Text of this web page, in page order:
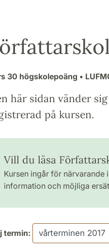
30 högskolepoäng •
här sidan vänder
på kursen.
Vill du läsa
Kursen ingår för närvarande
information och möjliga
termin: